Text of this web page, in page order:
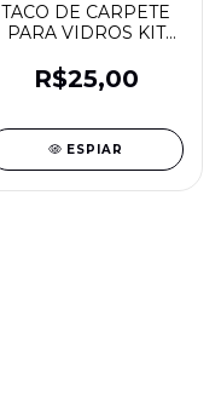
TACO DE CARPETE
PARA VIDROS KIT
R$25,00
ESPIAR